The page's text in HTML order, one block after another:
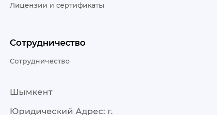
Лицензии и сертификаты
Сотрудничество
Сотрудничество
Шымкент
Юридический Адрес: г.